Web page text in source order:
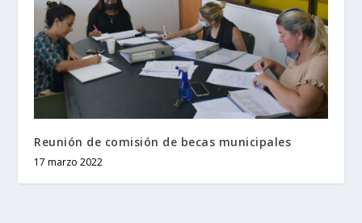
Reunión de comisión de becas municipales
17 marzo 2022